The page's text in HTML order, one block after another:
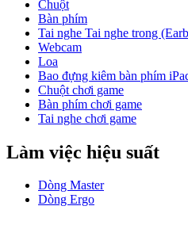
Chuột
Bàn phím
Tai nghe Tai nghe trong
Webcam
Loa
Bao đựng kiêm bàn phím
Chuột chơi game
Bàn phím chơi game
Tai nghe chơi game
Làm việc hiệu suất
Dòng Master
Dòng Ergo